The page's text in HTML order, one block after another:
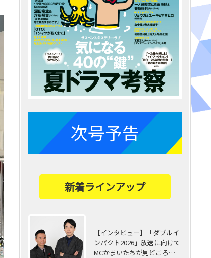
次号予告
新着ラインアップ
【インタビュー】「ダブルイ
ンパクト2026」放送に向けて
MCかまいたちが見どころ…